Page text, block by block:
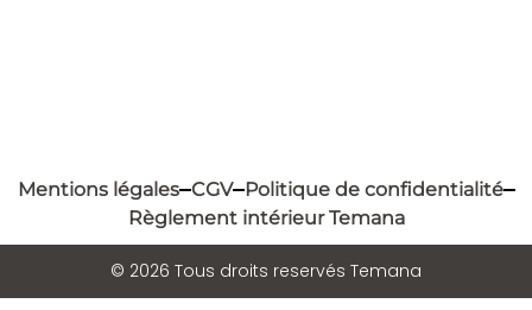
Mentions légales CGV Politique de confidentialité
Règlement intérieur Temana
© 2026 Tous droits reservés Temana